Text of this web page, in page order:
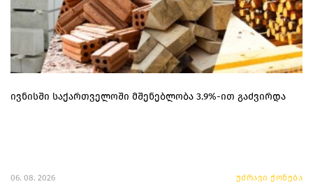
ივნისში საქართველოში მშენებლობა 3.9%-ით გაძვირდა
06. 08. 2026 უძრავი ქონება